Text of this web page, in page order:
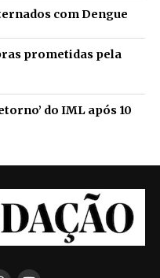
com Dengue
prometidas pela
do IML após 10